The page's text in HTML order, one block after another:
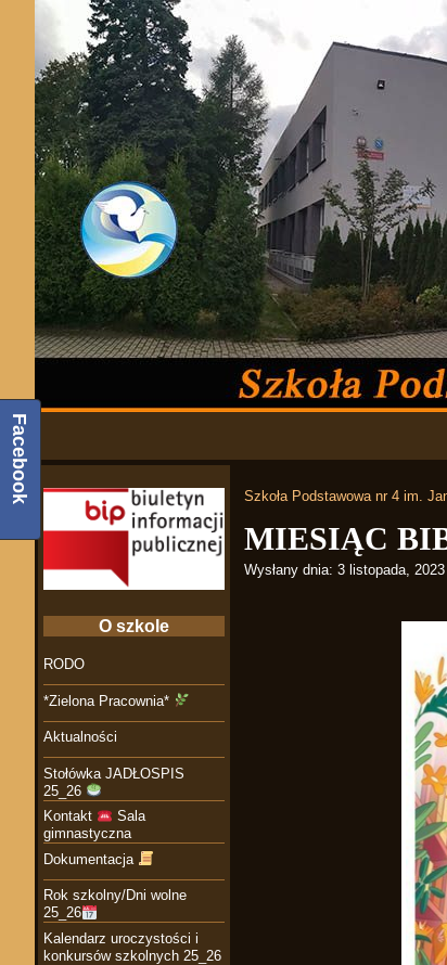
Szkoła Podstawowa nr 4 im.
MIESIĄC
Wysłany dnia: 3 listopada,
O szkole
RODO
*Zielona Pracownia*
Aktualności
Stołówka JADŁOSPIS
25_26
Kontakt
Sala
gimnastyczna
Dokumentacja
Rok szkolny/Dni wolne
25_26
Kalendarz uroczystości i
konkursów szkolnych 25_26
Facebook